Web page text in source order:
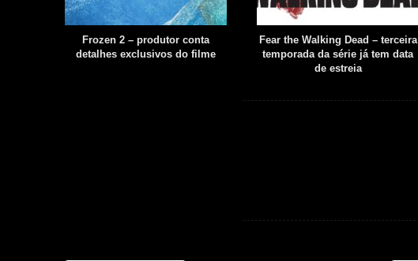
Frozen 2 – produtor conta
detalhes exclusivos do filme
Fear the Walking Dead – terceira
temporada da série já tem data
de estreia